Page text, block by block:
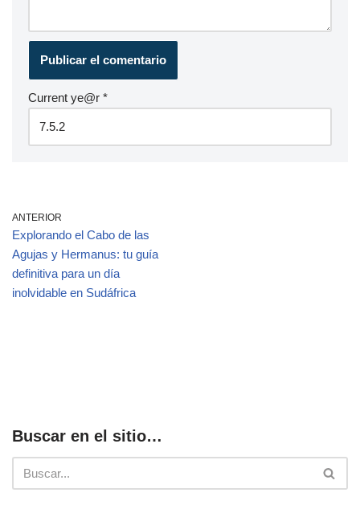
Current ye@r *
ANTERIOR
Explorando el Cabo de las
Agujas y Hermanus: tu guía
definitiva para un día
inolvidable en Sudáfrica
Buscar en el sitio…